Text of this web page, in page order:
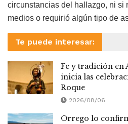
circunstancias del hallazgo, ni si
medios o requirió algún tipo de
Te puede interesar:
Fe y tradición en
inicia las
Roque
2026/08/06
Orrego lo